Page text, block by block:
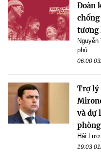
Đoàn
tương
Nguyễn
phủ
06:00
Trợ lý
và dự
Hải
19:03